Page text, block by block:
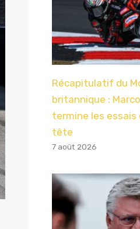
Récapitulatif du
britannique :
termine les essais
tête
7 août 2026